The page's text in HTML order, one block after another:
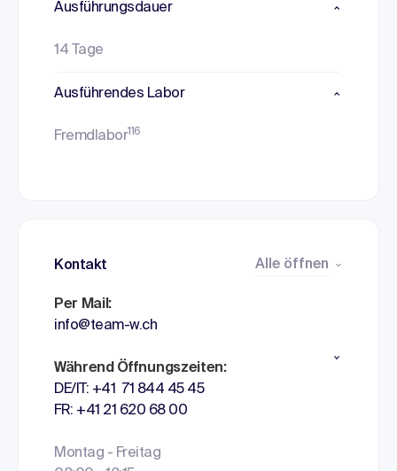
Ausführungsdauer
14 Tage
Ausführendes Labor
Fremdlabor116
Kontakt Alle öffnen
Per Mail:
info@team-w.ch
Während Öffnungszeiten:
DE/IT: +41 71 844 45 45
FR: +41 21 620 68 00
Montag - Freitag